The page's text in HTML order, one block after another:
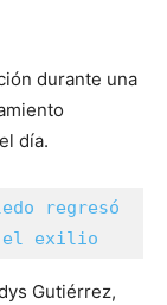
durante una
día.
regresó
el exilio
Gutiérrez,